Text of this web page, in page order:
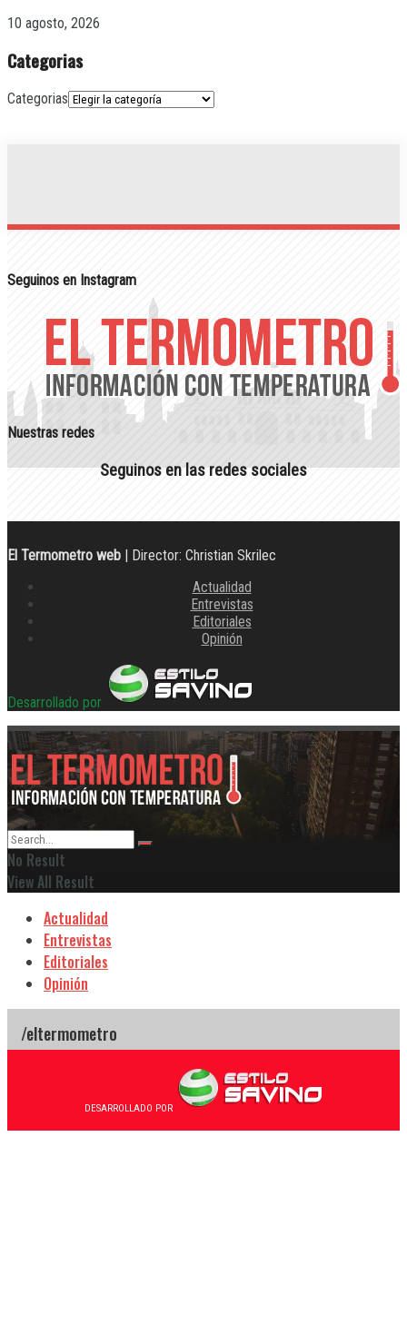
10 agosto, 2026
Categorias
Categorias
Seguinos en Instagram
Nuestras redes
Seguinos en las redes sociales
El Termometro web | Director: Christian Skrilec
Actualidad
Entrevistas
Editoriales
Opinión
Desarrollado por
No Result
View All Result
Actualidad
Entrevistas
Editoriales
Opinión
DESARROLLADO POR